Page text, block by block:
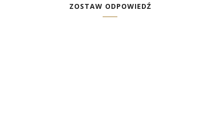
ZOSTAW ODPOWIEDŹ